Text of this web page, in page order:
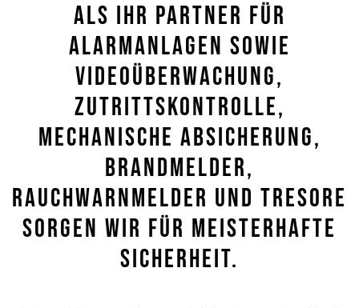
Als Ihr Partner Für
Alarmanlagen Sowie
Videoüberwachung,
Zutrittskontrolle,
Mechanische Absicherung,
Brandmelder,
Rauchwarnmelder Und Tresore
Sorgen Wir Für Meisterhafte
Sicherheit.